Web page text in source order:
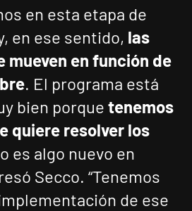
en esta etapa de
en ese sentido, las
mueven en función de
. El programa está
bien porque tenemos
quiere resolver los
es algo nuevo en
Secco. “Tenemos
de ese